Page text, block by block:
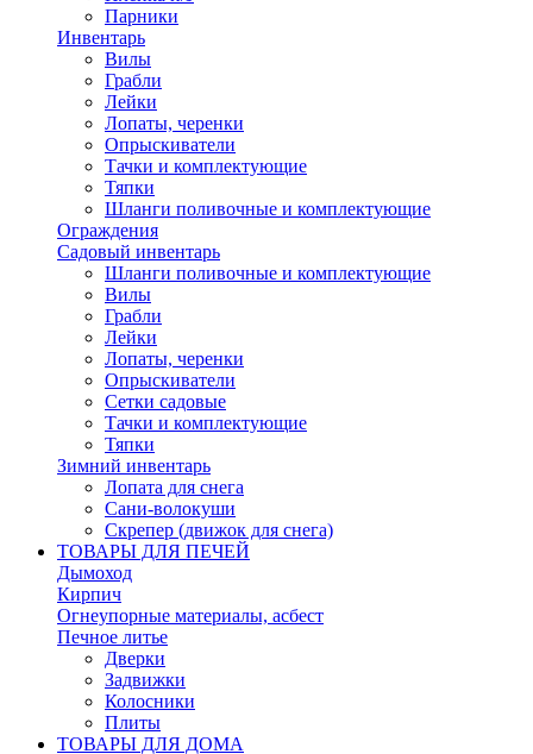
Парники
Инвентарь
Вилы
Грабли
Лейки
Лопаты, черенки
Опрыскиватели
Тачки и комплектующие
Тяпки
Шланги поливочные и комплектующие
Ограждения
Садовый инвентарь
Шланги поливочные и комплектующие
Вилы
Грабли
Лейки
Лопаты, черенки
Опрыскиватели
Сетки садовые
Тачки и комплектующие
Тяпки
Зимний инвентарь
Лопата для снега
Сани-волокуши
Скрепер (движок для снега)
ТОВАРЫ ДЛЯ ПЕЧЕЙ
Дымоход
Кирпич
Огнеупорные материалы, асбест
Печное литье
Дверки
Задвижки
Колосники
Плиты
ТОВАРЫ ДЛЯ ДОМА